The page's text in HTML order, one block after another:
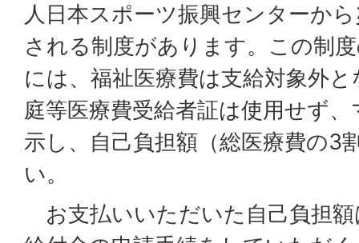
人日本スポーツ振興センターか
される制度があります。この制
には、福祉医療費は支給対象外
庭等医療費受給者証は使用せず
示し、自己負担額（総医療費の3
い。
お支払いいただいた自己負担